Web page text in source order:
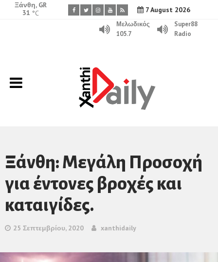
7 August 2026
Ξάνθη, GR
31 °C
Μελωδικός
105.7
Super88
Radio
Ξάνθη: Μεγάλη Προσοχή
για έντονες βροχές και
καταιγίδες.
25 Σεπτεμβρίου, 2020 xanthidaily